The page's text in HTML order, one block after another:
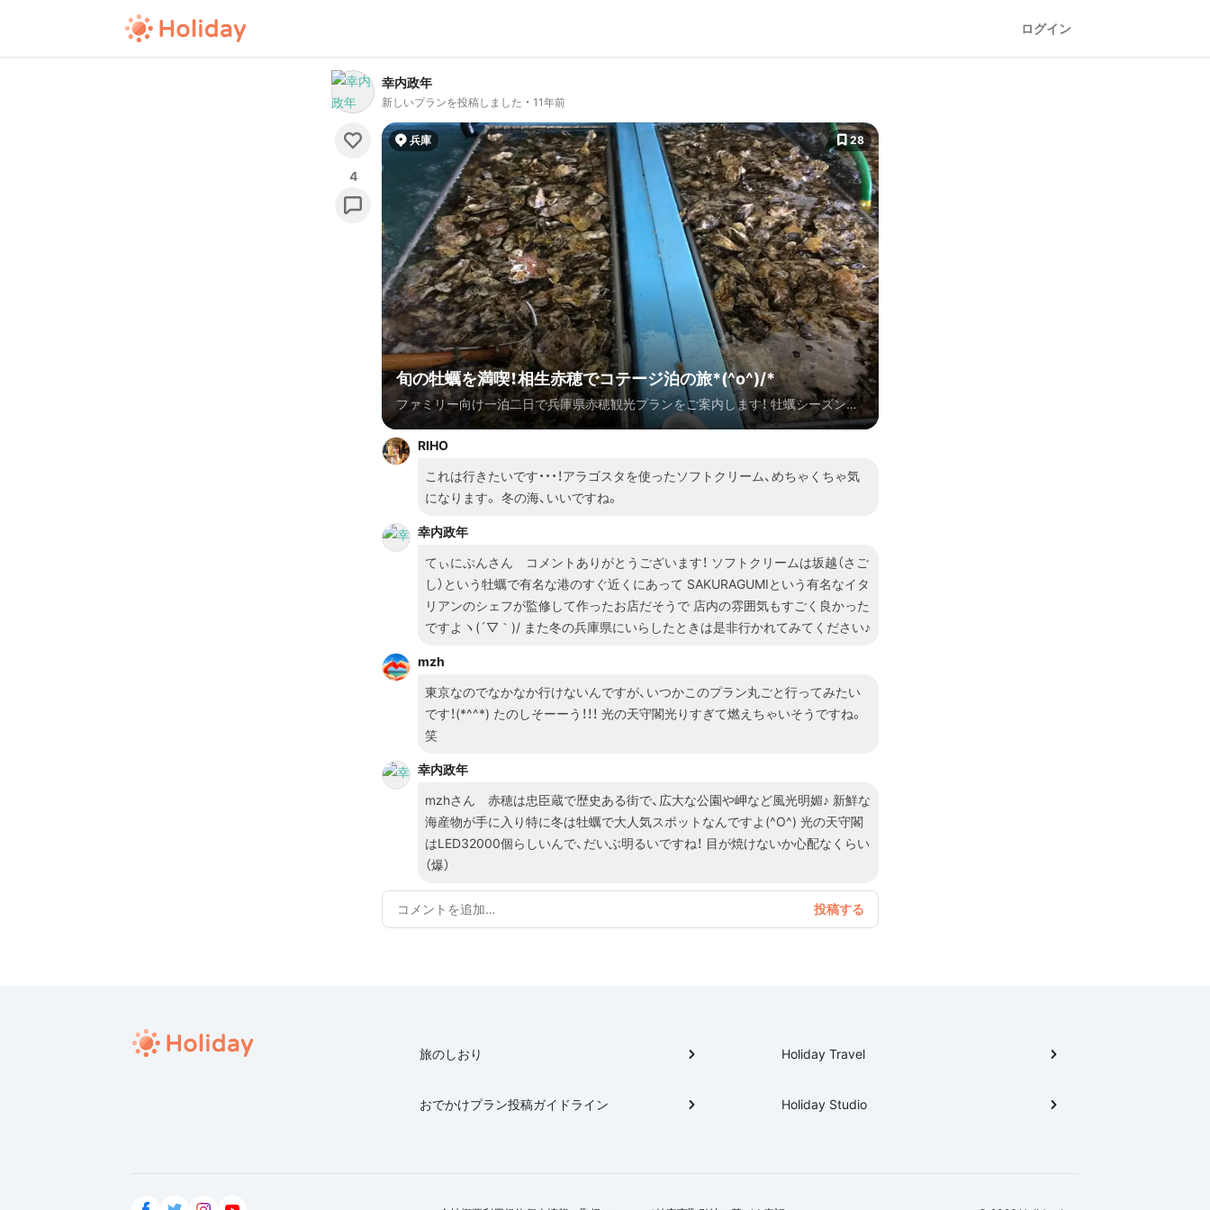
ログイン
幸内政年
新しいプランを投稿しました 11年前
4
兵庫 28
旬の牡蠣を満喫！相生赤穂でコテージ泊の旅*(^o^)/*
ファミリー向け一泊二日で兵庫県赤穂観光プランをご案内します！ 牡蠣シーズンが
始まる１１月下旬、本格的な観光シーズンのはじまるこの季節 コテージ泊で地元食
材を買い込んで楽しもう！ ※下記にご案内する『みかん狩り』はシーズン期間があり
ますm(_ _)m
RIHO
これは行きたいです・・・！アラゴスタを使ったソフトクリーム、めちゃくちゃ気
になります。 冬の海、いいですね。
幸内政年
てぃにぷんさん コメントありがとうございます！ ソフトクリームは坂越（さご
し）という牡蠣で有名な港のすぐ近くにあって SAKURAGUMIという有名なイタ
リアンのシェフが監修して作ったお店だそうで 店内の雰囲気もすごく良かった
ですよヽ(´▽｀)/ また冬の兵庫県にいらしたときは是非行かれてみてください♪
mzh
東京なのでなかなか行けないんですが、いつかこのプラン丸ごと行ってみたい
です！(*^^*) たのしそーーう！！！ 光の天守閣光りすぎて燃えちゃいそうですね。
笑
幸内政年
mzhさん 赤穂は忠臣蔵で歴史ある街で、広大な公園や岬など風光明媚♪ 新鮮な
海産物が手に入り特に冬は牡蠣で大人気スポットなんですよ(^O^) 光の天守閣
はLED32000個らしいんで、だいぶ明るいですね！ 目が焼けないか心配なくらい
（爆）
旅のしおり
おでかけプラン投稿ガイドライン
Holiday Travel
Holiday Studio